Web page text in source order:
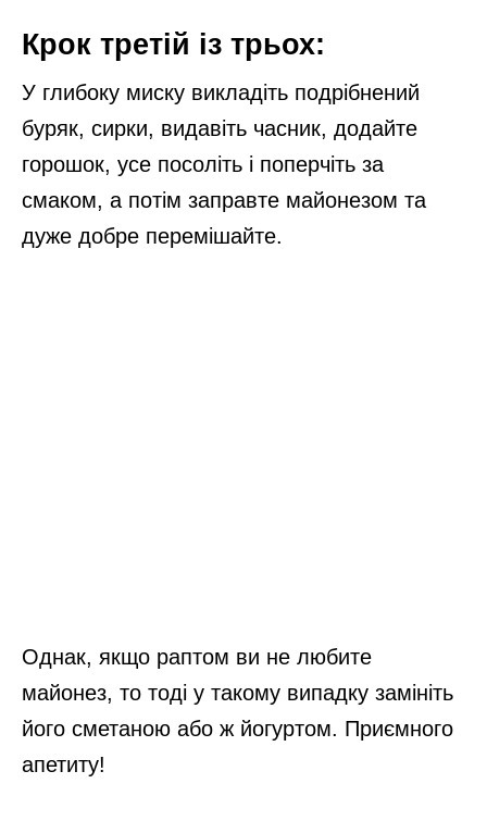
Крок третій із трьох:
У глибоку миску викладіть подрібнений
буряк, сирки, видавіть часник, додайте
горошок, усе посоліть і поперчіть за
смаком, а потім заправте майонезом та
дуже добре перемішайте.
Однак, якщо раптом ви не любите
майонез, то тоді у такому випадку замініть
його сметаною або ж йогуртом. Приємного
апетиту!